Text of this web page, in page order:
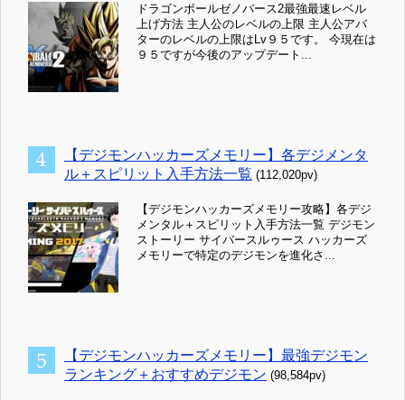
ドラゴンボールゼノバース2最強最速レベル
上げ方法 主人公のレベルの上限 主人公アバ
ターのレベルの上限はLv９５です。 今現在は
９５ですが今後のアップデート...
【デジモンハッカーズメモリー】各デジメンタ
ル＋スピリット入手方法一覧 (112,020pv)
【デジモンハッカーズメモリー攻略】各デジ
メンタル＋スピリット入手方法一覧 デジモン
ストーリー サイバースルゥース ハッカーズ
メモリーで特定のデジモンを進化さ...
【デジモンハッカーズメモリー】最強デジモン
ランキング＋おすすめデジモン (98,584pv)